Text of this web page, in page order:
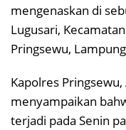
mengenaskan di
Lugusari,
Pringsewu,
Kapolres Pringsewu,
menyampaikan
terjadi pada Senin